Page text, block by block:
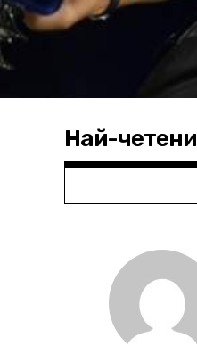
Най-четени